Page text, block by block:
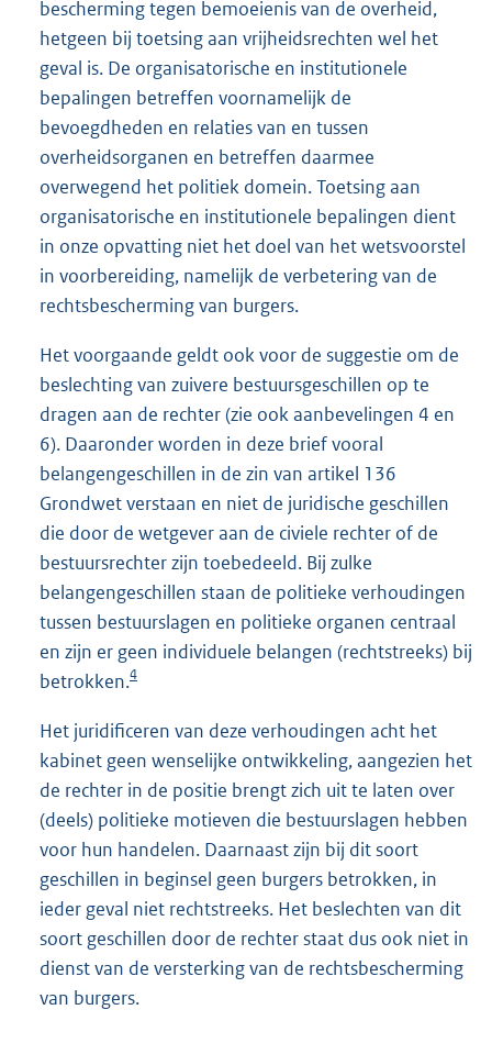
bescherming tegen bemoeienis van de overheid,
hetgeen bij toetsing aan vrijheidsrechten wel het
geval is. De organisatorische en institutionele
bepalingen betreffen voornamelijk de
bevoegdheden en relaties van en tussen
overheidsorganen en betreffen daarmee
overwegend het politiek domein. Toetsing aan
organisatorische en institutionele bepalingen dient
in onze opvatting niet het doel van het wetsvoorstel
in voorbereiding, namelijk de verbetering van de
rechtsbescherming van burgers.
Het voorgaande geldt ook voor de suggestie om de
beslechting van zuivere bestuursgeschillen op te
dragen aan de rechter (zie ook aanbevelingen 4 en
6). Daaronder worden in deze brief vooral
belangengeschillen in de zin van artikel 136
Grondwet verstaan en niet de juridische geschillen
die door de wetgever aan de civiele rechter of de
bestuursrechter zijn toebedeeld. Bij zulke
belangengeschillen staan de politieke verhoudingen
tussen bestuurslagen en politieke organen centraal
en zijn er geen individuele belangen (rechtstreeks) bij
betrokken.4
Het juridificeren van deze verhoudingen acht het
kabinet geen wenselijke ontwikkeling, aangezien het
de rechter in de positie brengt zich uit te laten over
(deels) politieke motieven die bestuurslagen hebben
voor hun handelen. Daarnaast zijn bij dit soort
geschillen in beginsel geen burgers betrokken, in
ieder geval niet rechtstreeks. Het beslechten van dit
soort geschillen door de rechter staat dus ook niet in
dienst van de versterking van de rechtsbescherming
van burgers.